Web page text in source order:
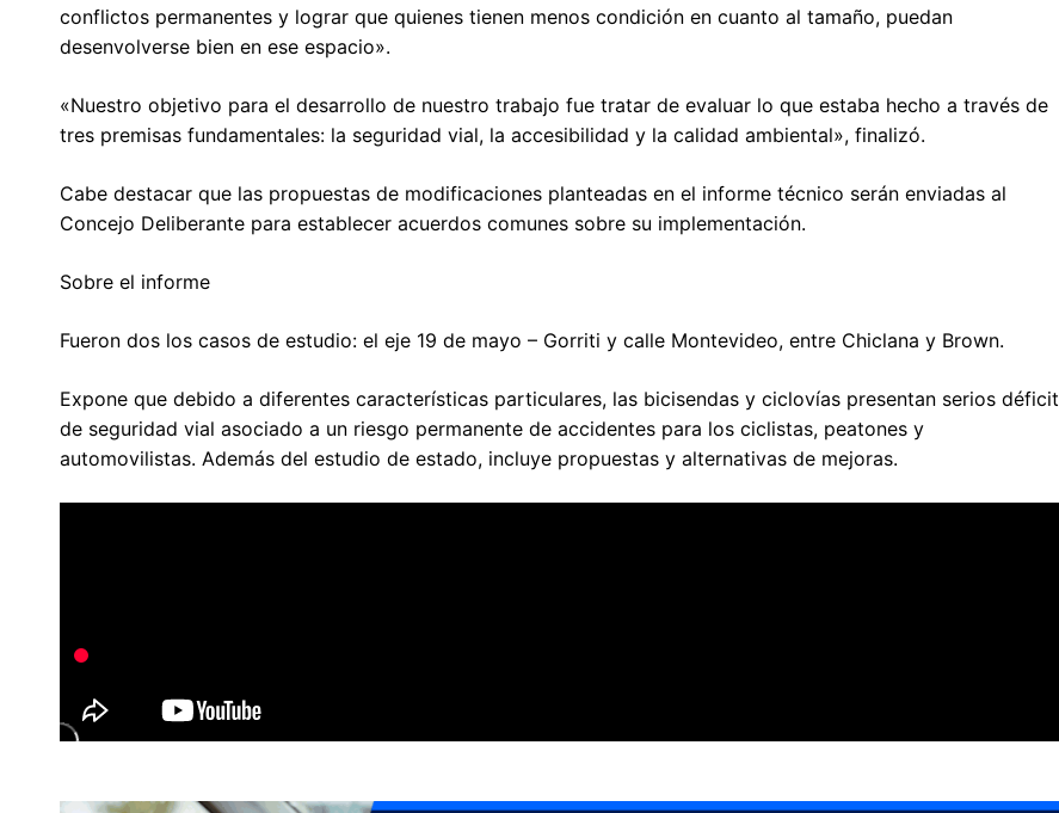
conflictos permanentes y lograr que quienes tienen menos condición en cuanto al tamaño, puedan
desenvolverse bien en ese espacio».
«Nuestro objetivo para el desarrollo de nuestro trabajo fue tratar de evaluar lo que estaba hecho a través de
tres premisas fundamentales: la seguridad vial, la accesibilidad y la calidad ambiental», finalizó.
Cabe destacar que las propuestas de modificaciones planteadas en el informe técnico serán enviadas al
Concejo Deliberante para establecer acuerdos comunes sobre su implementación.
Sobre el informe
Fueron dos los casos de estudio: el eje 19 de mayo – Gorriti y calle Montevideo, entre Chiclana y Brown.
Expone que debido a diferentes características particulares, las bicisendas y ciclovías presentan serios déficit
de seguridad vial asociado a un riesgo permanente de accidentes para los ciclistas, peatones y
automovilistas. Además del estudio de estado, incluye propuestas y alternativas de mejoras.